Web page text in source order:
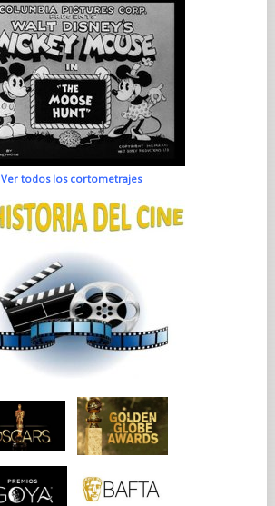
Ver todos los cortometrajes